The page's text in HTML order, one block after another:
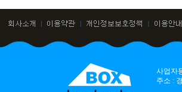
사업자
주소 :